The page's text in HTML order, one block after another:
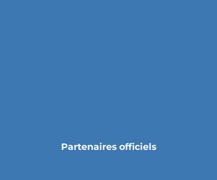
Partenaires officiels